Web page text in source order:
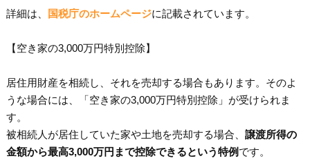
詳細は、 国税庁のホームページに記載されています。
【空き家の3,000万円特別控除】
居住用財産を相続し、それを売却する場合もあります。そのよ
うな場合には、「空き家の3,000万円特別控除」が受けられま
す。
被相続人が居住していた家や土地を売却する場合、 譲渡所得の
金額から最高3,000万円まで控除できるという特例です。